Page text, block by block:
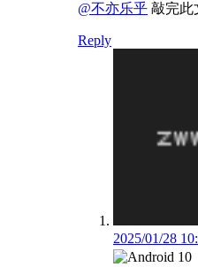
@不亦乐乎 敲完此
Reply
2025/01/28